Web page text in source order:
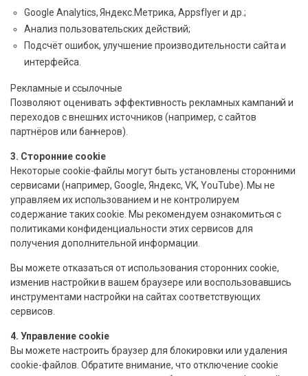
Google Analytics, Яндекс.Метрика, Appsflyer и др.;
Анализ пользовательских действий;
Подсчёт ошибок, улучшение производительности сайта и
интерфейса.
Рекламные и ссылочные
Позволяют оценивать эффективность рекламных кампаний и
переходов с внешних источников (например, с сайтов
партнёров или баннеров).
3. Сторонние cookie
Некоторые cookie-файлы могут быть установлены сторонними
сервисами (например, Google, Яндекс, VK, YouTube). Мы не
управляем их использованием и не контролируем
содержание таких cookie. Мы рекомендуем ознакомиться с
политиками конфиденциальности этих сервисов для
получения дополнительной информации.
Вы можете отказаться от использования сторонних cookie,
изменив настройки в вашем браузере или воспользовавшись
инструментами настройки на сайтах соответствующих
сервисов.
4. Управление cookie
Вы можете настроить браузер для блокировки или удаления
cookie-файлов. Обратите внимание, что отключение cookie